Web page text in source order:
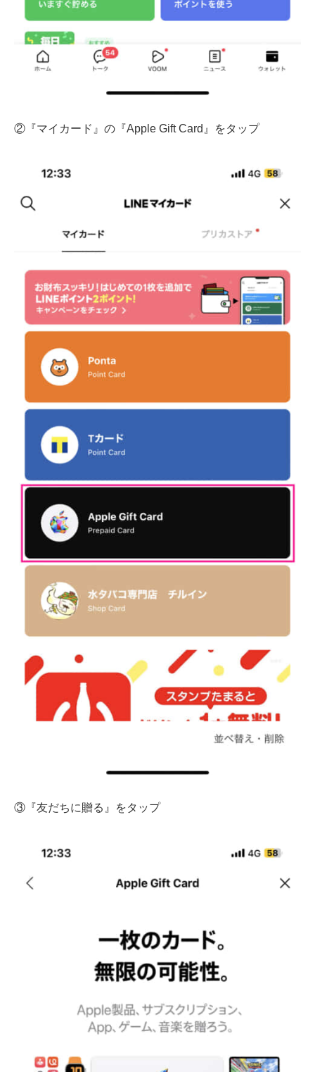
②『マイカード』の『Apple Gift Card』をタップ
③『友だちに贈る』をタップ